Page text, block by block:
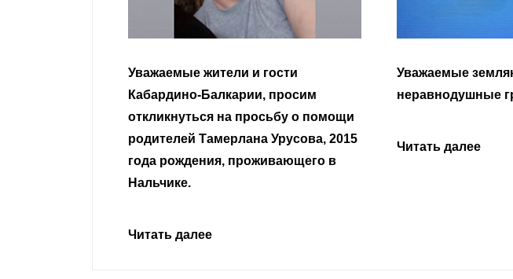
Уважаемые земляки и все
неравнодушные граждане.
Читать далее
Читать далее